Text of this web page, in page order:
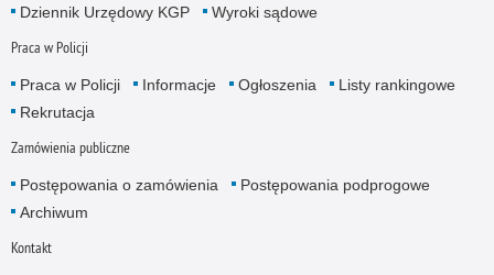
Dziennik Urzędowy KGP Wyroki sądowe
Praca w Policji
Praca w Policji Informacje Ogłoszenia
Listy rankingowe
Rekrutacja
Zamówienia publiczne
Postępowania o zamówienia
Postępowania podprogowe
Archiwum
Kontakt